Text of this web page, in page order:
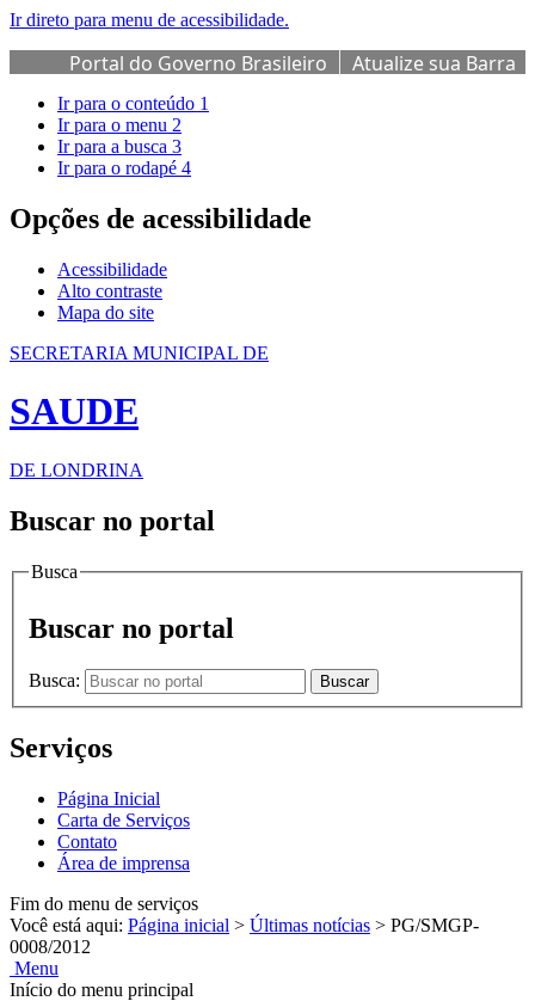
Ir direto para menu de acessibilidade.
Portal do Governo Brasileiro
Atualize sua Barra
de Governo
Ir para o conteúdo 1
Ir para o menu 2
Ir para a busca 3
Ir para o rodapé 4
Opções de acessibilidade
Acessibilidade
Alto contraste
Mapa do site
SECRETARIA MUNICIPAL DE
SAUDE
DE LONDRINA
Buscar no portal
Busca
Buscar no portal
Busca: Buscar
Serviços
Página Inicial
Carta de Serviços
Contato
Área de imprensa
Fim do menu de serviços
Você está aqui: Página inicial > Últimas notícias > PG/SMGP-
0008/2012
Menu
Início do menu principal